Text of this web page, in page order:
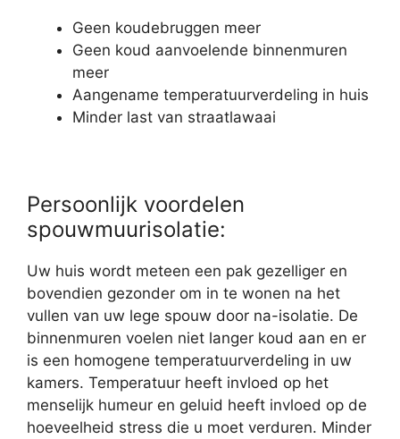
Geen koudebruggen meer
Geen koud aanvoelende binnenmuren
meer
Aangename temperatuurverdeling in huis
Minder last van straatlawaai
Persoonlijk voordelen
spouwmuurisolatie:
Uw huis wordt meteen een pak gezelliger en
bovendien gezonder om in te wonen na het
vullen van uw lege spouw door na-isolatie. De
binnenmuren voelen niet langer koud aan en er
is een homogene temperatuurverdeling in uw
kamers. Temperatuur heeft invloed op het
menselijk humeur en geluid heeft invloed op de
hoeveelheid stress die u moet verduren. Minder